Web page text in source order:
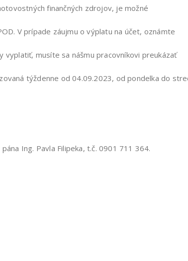
finančných zdrojov, je možné
V prípade záujmu o výplatu na účet, oznámte
vyplatiť, musíte sa nášmu pracovníkovi preukázať
týždenne od 04.09.2023, od pondelka do
Ing. Pavla Filipeka, t.č. 0901 711 364.